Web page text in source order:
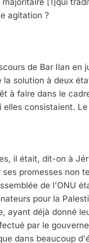
agitation ?
de Bar Ilan
solution à deux
à faire dans le
elles consistaient.
il était, dit-on à
ses promesses non
de l'ONU
pour la
ayant déjà donné
par le
dans beaucoup